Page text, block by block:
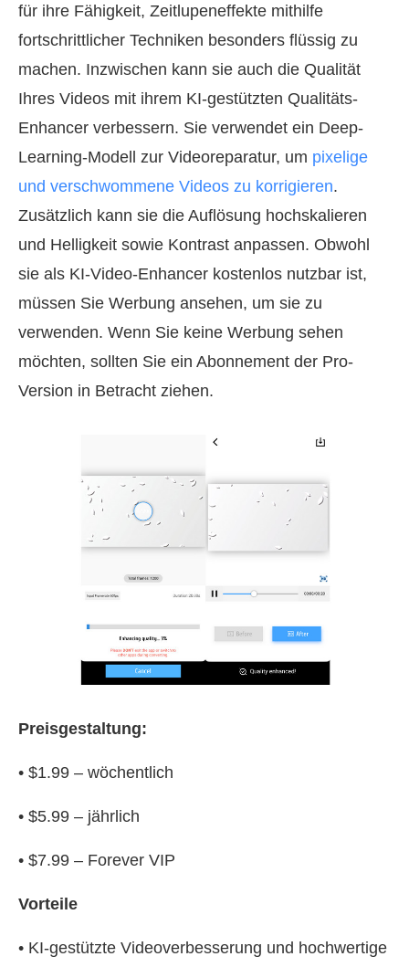
für ihre Fähigkeit, Zeitlupeneffekte mithilfe
fortschrittlicher Techniken besonders flüssig zu
machen. Inzwischen kann sie auch die Qualität
Ihres Videos mit ihrem KI-gestützten Qualitäts-
Enhancer verbessern. Sie verwendet ein Deep-
Learning-Modell zur Videoreparatur, um pixelige
und verschwommene Videos zu korrigieren.
Zusätzlich kann sie die Auflösung hochskalieren
und Helligkeit sowie Kontrast anpassen. Obwohl
sie als KI-Video-Enhancer kostenlos nutzbar ist,
müssen Sie Werbung ansehen, um sie zu
verwenden. Wenn Sie keine Werbung sehen
möchten, sollten Sie ein Abonnement der Pro-
Version in Betracht ziehen.
Preisgestaltung:
• $1.99 – wöchentlich
• $5.99 – jährlich
• $7.99 – Forever VIP
Vorteile
• KI-gestützte Videoverbesserung und hochwertige